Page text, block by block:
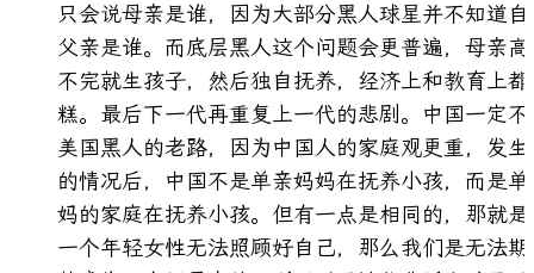
只会说母亲是谁，因为大部分黑人球星并不知道
父亲是谁。而底层黑人这个问题会更普遍，母亲
不完就生孩子，然后独自抚养，经济上和教育上
糕。最后下一代再重复上一代的悲剧。中国一定
美国黑人的老路，因为中国人的家庭观更重，发
的情况后，中国不是单亲妈妈在抚养小孩，而是
妈的家庭在抚养小孩。但有一点是相同的，那就
一个年轻女性无法照顾好自己，那么我们是无法